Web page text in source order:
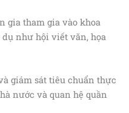
gia tham gia vào khoa
dụ như hội viết văn, họa
giám sát tiêu chuẩn thực
nước và quan hệ quần